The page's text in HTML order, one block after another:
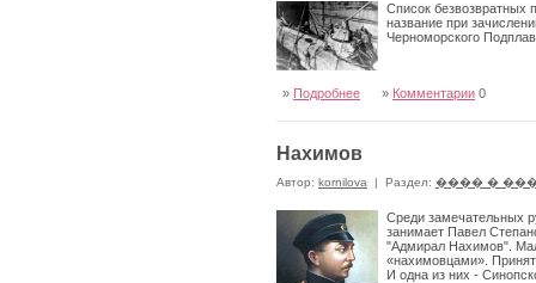
Список безвозвратных
название при
Черноморского
» Подробнее » Комментарии 0
Нахимов
Автор: kornilova | Раздел: ���� �
Среди замечательных
занимает Павел
"Адмирал Нахимов".
«нахимовцами».
И одна из них -